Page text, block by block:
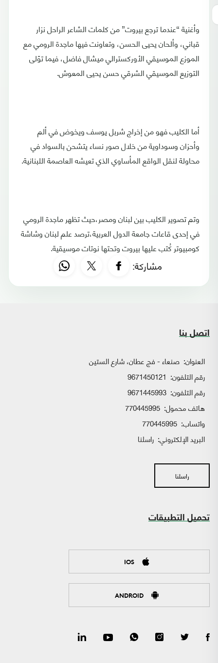
وأغنية “عندما ترجع بيروت” من كلمات الشاعر الراحل نزار
قباني، وألحان يحيى الحسن، وتعاونت فيها ماجدة الرومي مع
الموزع الموسيقي الأوركسترالي ميشال فاضل، فيما توّلى
التوزيع الموسيقي الشرقي حسن يحيى المعوش.
أما الكليب فهو من إخراج شربل يوسف ويخوض في ألم
وأحزان وسوداوية من خلال صور نساء يتشحن بالسواد في
محاولة لنقل الواقع المأساوي الذي تعيشه العاصمة اللبنانية.
وتم تصوير الكليب بين لبنان ومصر،حيث تظهر ماجدة الرومي
في إحدى قاعات جامعة الدول العربية،ترصد علم لبنان وشاشة
كومبيوتر كُتب عليها بيروت وتحتها نوتات موسيقية.
مشاركة:
اتصل بنا
العنوان: صنعاء - فج عطان، شارع الستين
رقم التلفون: 9671450121
رقم التلفون: 9671445993
هاتف محمول: 770445995
واتساب:
البريد الإلكتروني: راسلنا
راسلنا
تحميل التطبيقات
IOS
ANDROID